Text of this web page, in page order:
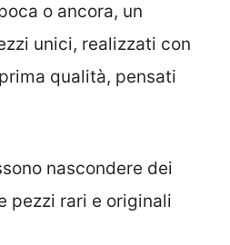
o ancora, un
unici, realizzati con
qualità, pensati
nascondere dei
pezzi rari e originali